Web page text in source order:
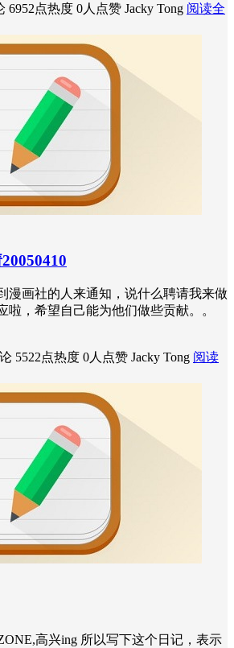
6952点热度 0人点赞 Jacky Tong 阅读全
漫画社的人来通知，说什么聘请我来做
啦，希望自己能为他们做些贡献。。
5522点热度 0人点赞 Jacky Tong 阅读
高兴ing 所以写下这个日记，表示